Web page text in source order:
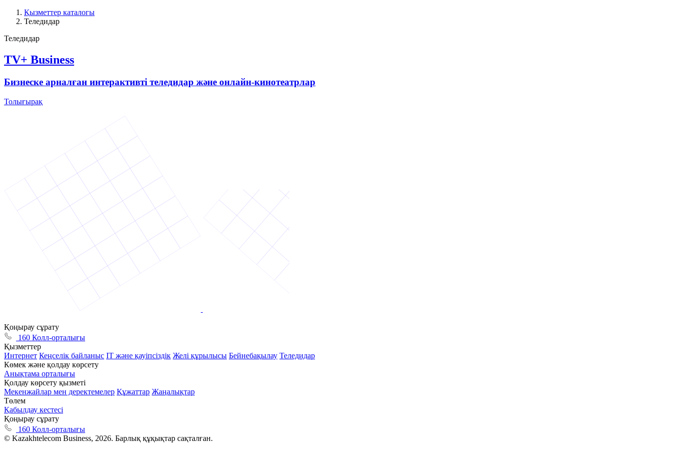
Қызметтер каталогы
Теледидар
Теледидар
TV+ Business
Бизнеске арналған интерактивті теледидар және онлайн-кинотеатрлар
Толығырақ
Қоңырау сұрату
160 Колл-орталығы
Қызметтер
Интернет Кеңселік байланыс ІТ және қауіпсіздік Желі құрылысы Бейнебақылау Теледидар
Көмек және қолдау көрсету
Анықтама орталығы
Қолдау көрсету қызметі
Мекенжайлар мен деректемелер Құжаттар Жаңалықтар
Төлем
Қабылдау кестесі
Қоңырау сұрату
160 Колл-орталығы
© Kazakhtelecom Business, 2026. Барлық құқықтар сақталған.